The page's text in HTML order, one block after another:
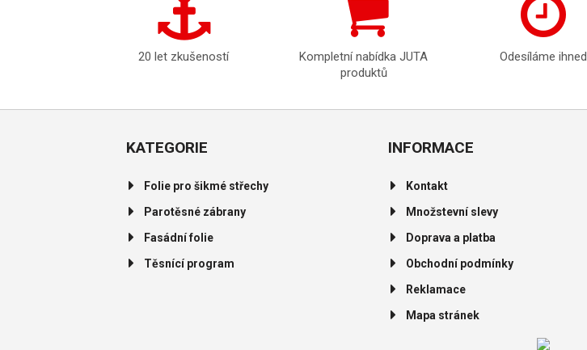
20 let zkušeností
Kompletní nabídka JUTA
produktů
Odesíláme ihned
KATEGORIE
Folie pro šikmé střechy
Parotěsné zábrany
Fasádní folie
Těsnící program
INFORMACE
Kontakt
Množstevní slevy
Doprava a platba
Obchodní podmínky
Reklamace
Mapa stránek